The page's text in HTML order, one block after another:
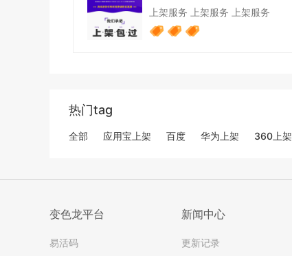
上架服务 上架服务 上架服务
热门tag
全部 应用宝上架 百度 华为上架 360上架
变色龙平台
易活码
新闻中心
更新记录